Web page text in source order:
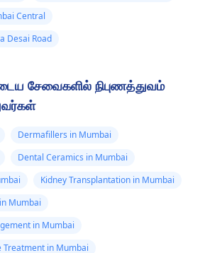
Central
Desai Road
சேவைகளில் நிபுணத்துவம்
Dermafillers in Mumbai
Dental Ceramics in Mumbai
Kidney Transplantation in Mumbai
Mumbai
in Mumbai
in Mumbai